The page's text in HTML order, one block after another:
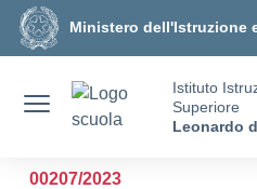
Vai ai contenuti
Vai al menu di navigazione
Vai al footer
Ministero dell'Istruzione
Istituto
Superiore
Leonardo
00207/2023